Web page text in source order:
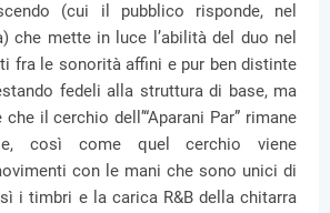
(cui il pubblico risponde, nel
che mette in luce l’abilità del duo nel
fra le sonorità affini e pur ben distinte
fedeli alla struttura di base, ma
il cerchio dell’“Aparani Par” rimane
così come quel cerchio viene
con le mani che sono unici di
i timbri e la carica R&B della chitarra